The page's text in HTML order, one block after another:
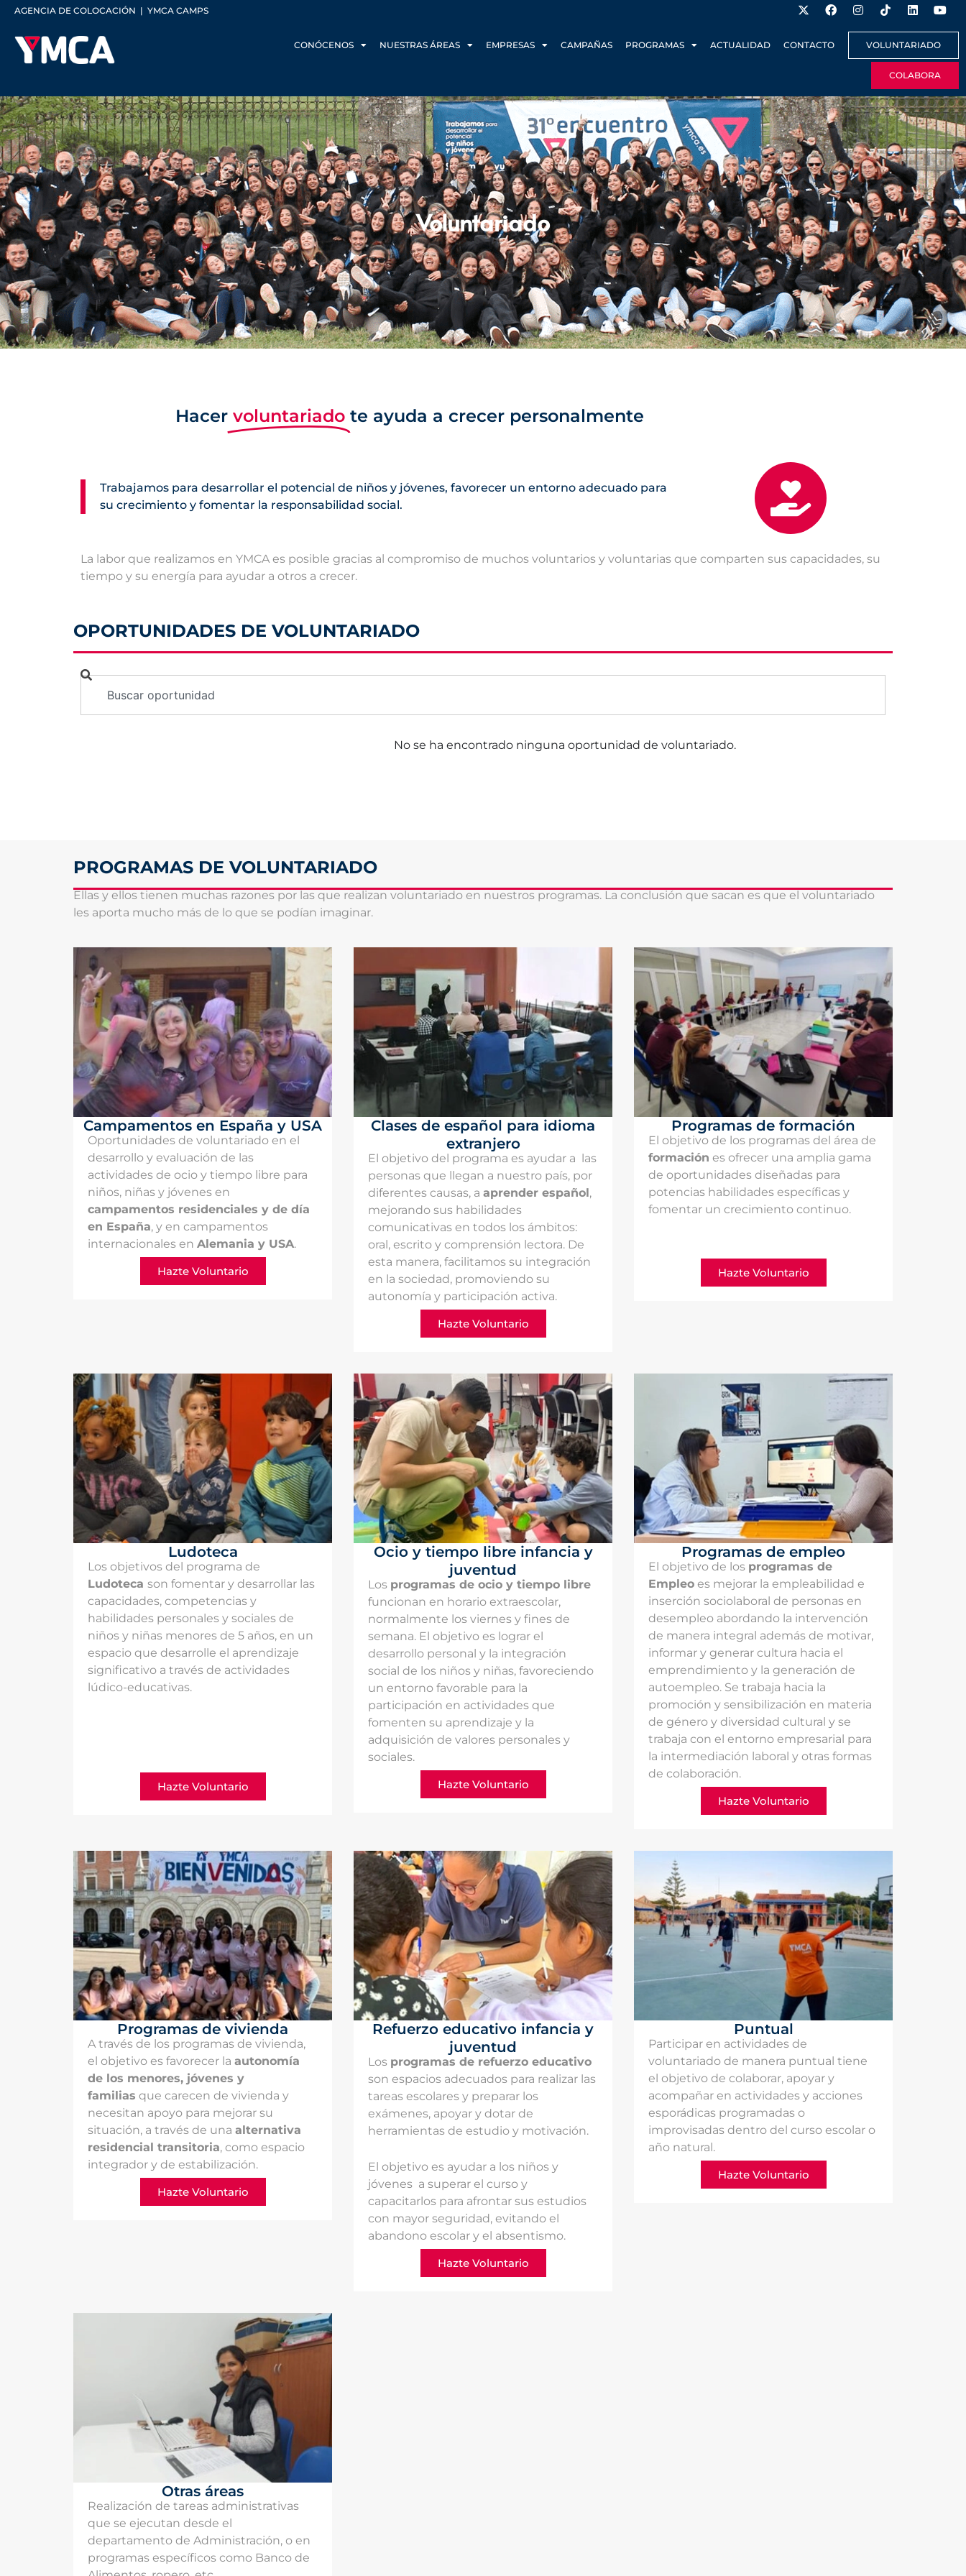
AGENCIA DE COLOCACIÓN | YMCA CAMPS
CONÓCENOS NUESTRAS ÁREAS EMPRESAS CAMPAÑAS PROGRAMAS ACTUALIDAD CONTACTO VOLUNTARIADO
COLABORA
Voluntariado
Hacer voluntariado te ayuda a crecer personalmente
Trabajamos para desarrollar el potencial de niños y jóvenes, favorecer un entorno adecuado para
su crecimiento y fomentar la responsabilidad social.
La labor que realizamos en YMCA es posible gracias al compromiso de muchos voluntarios y voluntarias que comparten sus capacidades, su
tiempo y su energía para ayudar a otros a crecer.
OPORTUNIDADES DE VOLUNTARIADO
No se ha encontrado ninguna oportunidad de voluntariado.
PROGRAMAS DE VOLUNTARIADO
Ellas y ellos tienen muchas razones por las que realizan voluntariado en nuestros programas. La conclusión que sacan es que el voluntariado
les aporta mucho más de lo que se podían imaginar.
Campamentos en España y USA
Oportunidades de voluntariado en el
desarrollo y evaluación de las
actividades de ocio y tiempo libre para
niños, niñas y jóvenes en
campamentos residenciales y de día
en España, y en campamentos
internacionales en Alemania y USA.
Hazte Voluntario
Clases de español para idioma
extranjero
El objetivo del programa es ayudar a las
personas que llegan a nuestro país, por
diferentes causas, a aprender español,
mejorando sus habilidades
comunicativas en todos los ámbitos:
oral, escrito y comprensión lectora. De
esta manera, facilitamos su integración
en la sociedad, promoviendo su
autonomía y participación activa.
Hazte Voluntario
Programas de formación
El objetivo de los programas del área de
formación es ofrecer una amplia gama
de oportunidades diseñadas para
potencias habilidades específicas y
fomentar un crecimiento continuo.
Hazte Voluntario
Ludoteca
Los objetivos del programa de
Ludoteca son fomentar y desarrollar las
capacidades, competencias y
habilidades personales y sociales de
niños y niñas menores de 5 años, en un
espacio que desarrolle el aprendizaje
significativo a través de actividades
lúdico-educativas.
Hazte Voluntario
Ocio y tiempo libre infancia y
juventud
Los programas de ocio y tiempo libre
funcionan en horario extraescolar,
normalmente los viernes y fines de
semana. El objetivo es lograr el
desarrollo personal y la integración
social de los niños y niñas, favoreciendo
un entorno favorable para la
participación en actividades que
fomenten su aprendizaje y la
adquisición de valores personales y
sociales.
Hazte Voluntario
Programas de empleo
El objetivo de los programas de
Empleo es mejorar la empleabilidad e
inserción sociolaboral de personas en
desempleo abordando la intervención
de manera integral además de motivar,
informar y generar cultura hacia el
emprendimiento y la generación de
autoempleo. Se trabaja hacia la
promoción y sensibilización en materia
de género y diversidad cultural y se
trabaja con el entorno empresarial para
la intermediación laboral y otras formas
de colaboración.
Hazte Voluntario
Programas de vivienda
A través de los programas de vivienda,
el objetivo es favorecer la autonomía
de los menores, jóvenes y
familias que carecen de vivienda y
necesitan apoyo para mejorar su
situación, a través de una alternativa
residencial transitoria, como espacio
integrador y de estabilización.
Hazte Voluntario
Refuerzo educativo infancia y
juventud
Los programas de refuerzo educativo
son espacios adecuados para realizar las
tareas escolares y preparar los
exámenes, apoyar y dotar de
herramientas de estudio y motivación.
El objetivo es ayudar a los niños y
jóvenes a superar el curso y
capacitarlos para afrontar sus estudios
con mayor seguridad, evitando el
abandono escolar y el absentismo.
Hazte Voluntario
Puntual
Participar en actividades de
voluntariado de manera puntual tiene
el objetivo de colaborar, apoyar y
acompañar en actividades y acciones
esporádicas programadas o
improvisadas dentro del curso escolar o
año natural.
Hazte Voluntario
Otras áreas
Realización de tareas administrativas
que se ejecutan desde el
departamento de Administración, o en
programas específicos como Banco de